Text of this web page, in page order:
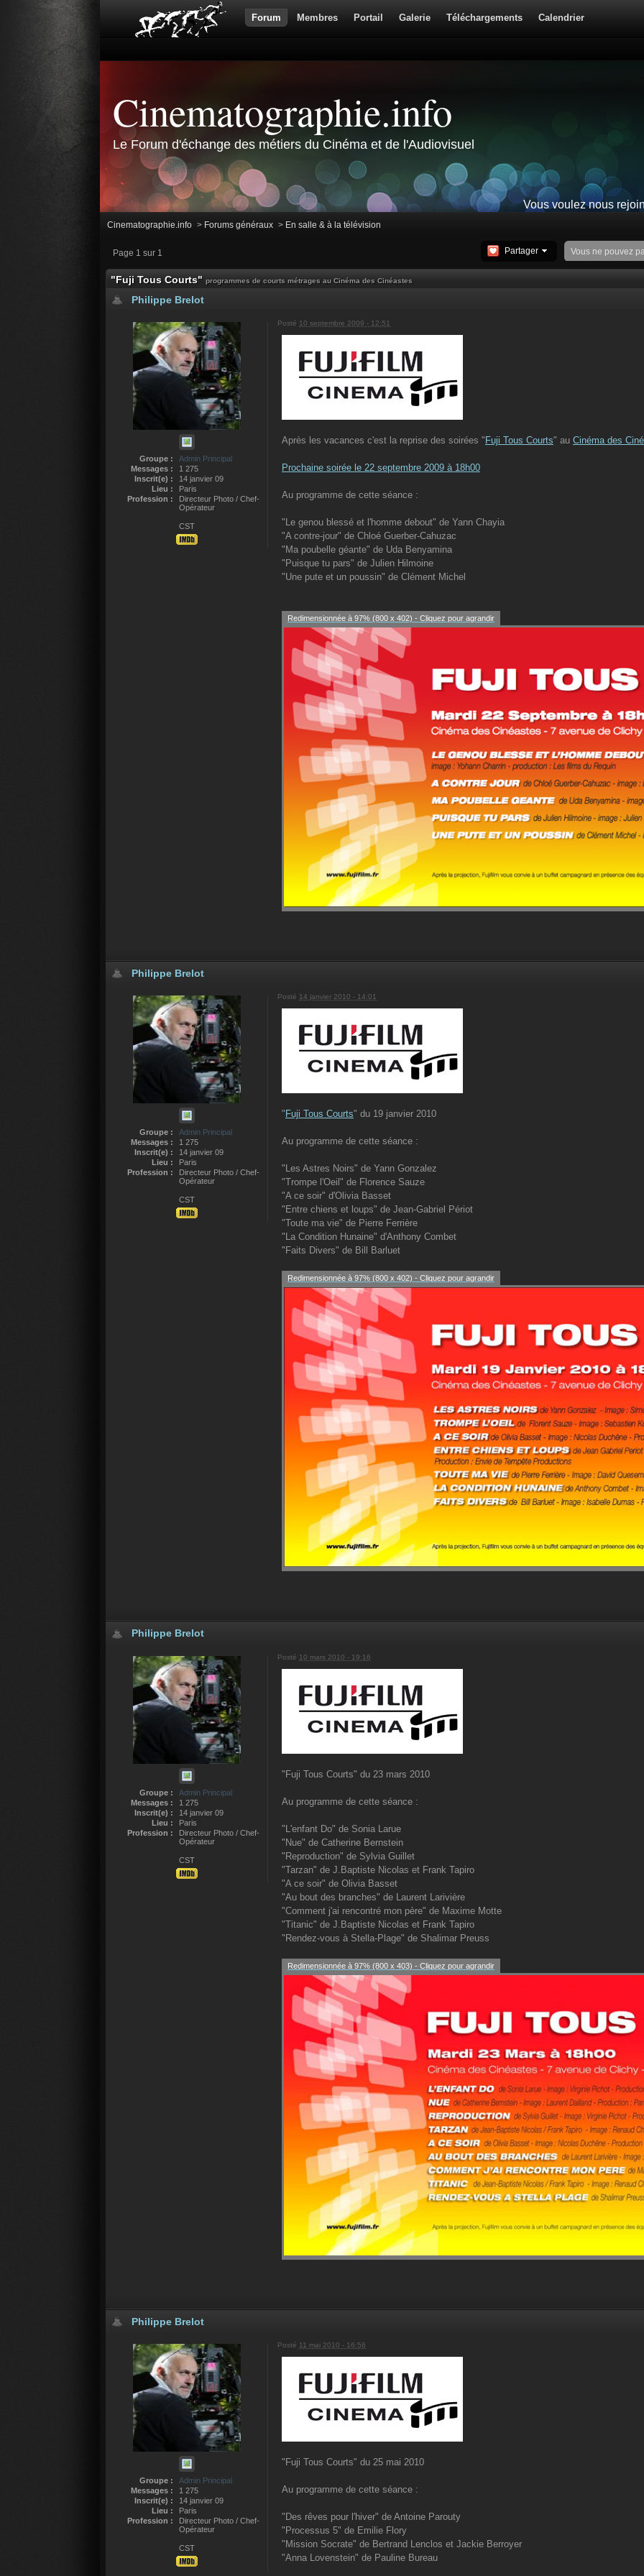
Forum Membres Portail Galerie Téléchargements Calendrier
Cinematographie.info
Le Forum d'échange des métiers du Cinéma et de l'Audiovisuel
Vous voulez nous
Cinematographie.info > Forums généraux > En salle & à la télévision
Page 1 sur 1 Vous ne pouvez
Partager
"Fuji Tous Courts" programmes de courts métrages au Cinéma des Cinéastes
Philippe Brelot
Groupe :
Admin Principal
Messages :
1 275
Inscrit(e) :
14 janvier 09
Lieu :
Paris
Profession :
Directeur Photo / Chef-
Opérateur
CST
Posté 10 septembre 2009 - 12:51
Après les vacances c'est la reprise des soirées " Fuji Tous Courts" au Cinéma des
Prochaine soirée le 22 septembre 2009 à 18h00
Au programme de cette séance :
"Le genou blessé et l'homme debout" de Yann Chayia
"A contre-jour" de Chloé Guerber-Cahuzac
"Ma poubelle géante" de Uda Benyamina
"Puisque tu pars" de Julien Hilmoine
"Une pute et un poussin" de Clément Michel
Redimensionnée à 97% (800 x 402) - Cliquez pour agrandir
Philippe Brelot
Groupe :
Admin Principal
Messages :
1 275
Inscrit(e) :
14 janvier 09
Lieu :
Paris
Profession :
Directeur Photo / Chef-
Opérateur
CST
Posté 14 janvier 2010 - 14:01
" Fuji Tous Courts" du 19 janvier 2010
Au programme de cette séance :
"Les Astres Noirs" de Yann Gonzalez
"Trompe l'Oeil" de Florence Sauze
"A ce soir" d'Olivia Basset
"Entre chiens et loups" de Jean-Gabriel Périot
"Toute ma vie" de Pierre Ferrière
"La Condition Hunaine" d'Anthony Combet
"Faits Divers" de Bill Barluet
Redimensionnée à 97% (800 x 402) - Cliquez pour agrandir
Philippe Brelot
Groupe :
Admin Principal
Messages :
1 275
Inscrit(e) :
14 janvier 09
Lieu :
Paris
Profession :
Directeur Photo / Chef-
Opérateur
CST
Posté 10 mars 2010 - 19:16
"Fuji Tous Courts" du 23 mars 2010
Au programme de cette séance :
"L'enfant Do" de Sonia Larue
"Nue" de Catherine Bernstein
"Reproduction" de Sylvia Guillet
"Tarzan" de J.Baptiste Nicolas et Frank Tapiro
"A ce soir" de Olivia Basset
"Au bout des branches" de Laurent Larivière
"Comment j'ai rencontré mon père" de Maxime Motte
"Titanic" de J.Baptiste Nicolas et Frank Tapiro
"Rendez-vous à Stella-Plage" de Shalimar Preuss
Redimensionnée à 97% (800 x 403) - Cliquez pour agrandir
Philippe Brelot
Groupe :
Admin Principal
Messages :
1 275
Inscrit(e) :
14 janvier 09
Lieu :
Paris
Profession :
Directeur Photo / Chef-
Opérateur
CST
Posté 11 mai 2010 - 16:56
"Fuji Tous Courts" du 25 mai 2010
Au programme de cette séance :
"Des rêves pour l'hiver" de Antoine Parouty
"Processus 5" de Emilie Flory
"Mission Socrate" de Bertrand Lenclos et Jackie Berroyer
"Anna Lovenstein" de Pauline Bureau